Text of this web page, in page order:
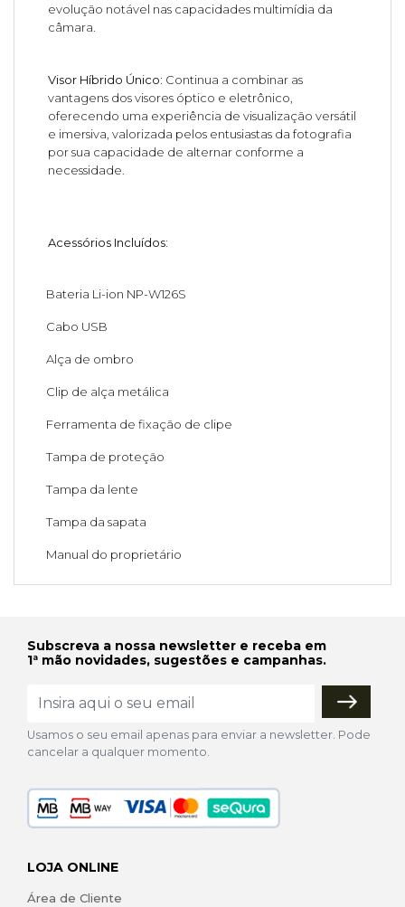
evolução notável nas capacidades multimídia da
câmara.
Visor Híbrido Único: Continua a combinar as
vantagens dos visores óptico e eletrônico,
oferecendo uma experiência de visualização versátil
e imersiva, valorizada pelos entusiastas da fotografia
por sua capacidade de alternar conforme a
necessidade.
Acessórios Incluídos:
Bateria Li-ion NP-W126S
Cabo USB
Alça de ombro
Clip de alça metálica
Ferramenta de fixação de clipe
Tampa de proteção
Tampa da lente
Tampa da sapata
Manual do proprietário
Subscreva a nossa newsletter e receba em
1ª mão novidades, sugestões e campanhas.
Usamos o seu email apenas para enviar a newsletter. Pode
cancelar a qualquer momento.
LOJA ONLINE
Área de Cliente